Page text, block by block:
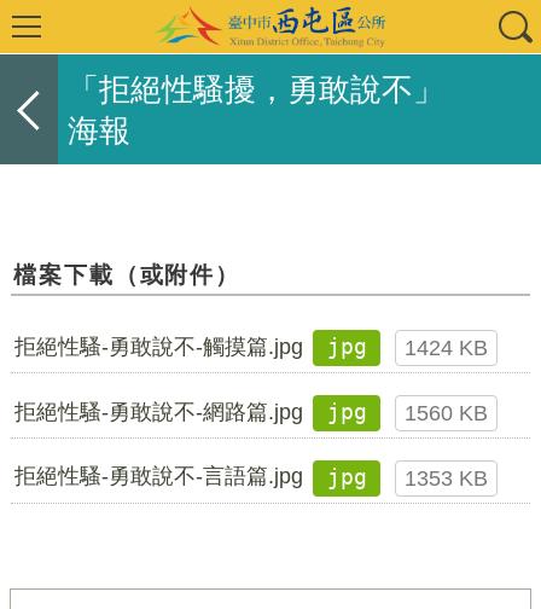
「拒絕性騷擾，勇敢說不」
海報
檔案下載（或附件）
拒絕性騷-勇敢說不-觸摸篇.jpg jpg 1424 KB
拒絕性騷-勇敢說不-網路篇.jpg jpg 1560 KB
拒絕性騷-勇敢說不-言語篇.jpg jpg 1353 KB